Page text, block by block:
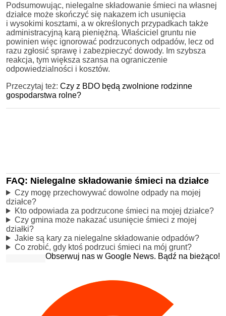
Podsumowując, nielegalne składowanie śmieci na własnej
działce może skończyć się nakazem ich usunięcia
i wysokimi kosztami, a w określonych przypadkach także
administracyjną karą pieniężną. Właściciel gruntu nie
powinien więc ignorować podrzuconych odpadów, lecz od
razu zgłosić sprawę i zabezpieczyć dowody. Im szybsza
reakcja, tym większa szansa na ograniczenie
odpowiedzialności i kosztów.
Przeczytaj też: Czy z BDO będą zwolnione rodzinne
gospodarstwa rolne?
FAQ: Nielegalne składowanie śmieci na działce
Czy mogę przechowywać dowolne odpady na mojej
działce?
Kto odpowiada za podrzucone śmieci na mojej działce?
Czy gmina może nakazać usunięcie śmieci z mojej
działki?
Jakie są kary za nielegalne składowanie odpadów?
Co zrobić, gdy ktoś podrzuci śmieci na mój grunt?
Obserwuj nas w Google News. Bądź na bieżąco!